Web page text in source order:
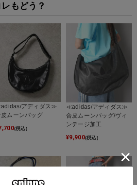
の部分によって 写真と異なる場合がございま
レが生じ 欠品となる場合があります。
卒ご了承下さいますようお願い致します。
もどう？
アディダス≫
皮ムーンバッグ
(税込)
≪adidas/アディダス≫
合皮ムーンバッグ/ヴィ
ンテージ加工
¥9,900(税込)